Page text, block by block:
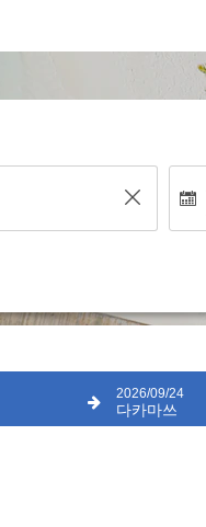
2026/09/24
다카마쓰